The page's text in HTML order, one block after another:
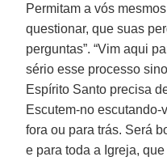
Permitam a vós
questionar, que suas
perguntas”. “Vim aqui
sério esse processo
Espírito Santo precisa
Escutem-no
fora ou para trás. Será
e para toda a Igreja,